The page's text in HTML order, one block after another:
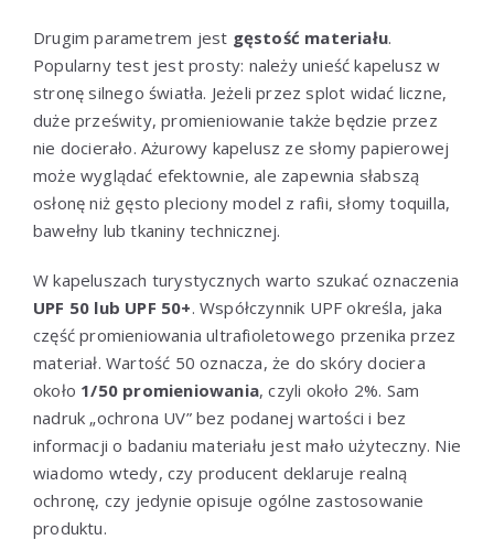
Drugim parametrem jest gęstość materiału.
Popularny test jest prosty: należy unieść kapelusz w
stronę silnego światła. Jeżeli przez splot widać liczne,
duże prześwity, promieniowanie także będzie przez
nie docierało. Ażurowy kapelusz ze słomy papierowej
może wyglądać efektownie, ale zapewnia słabszą
osłonę niż gęsto pleciony model z rafii, słomy toquilla,
bawełny lub tkaniny technicznej.
W kapeluszach turystycznych warto szukać oznaczenia
UPF 50 lub UPF 50+. Współczynnik UPF określa, jaka
część promieniowania ultrafioletowego przenika przez
materiał. Wartość 50 oznacza, że do skóry dociera
około 1/50 promieniowania, czyli około 2%. Sam
nadruk „ochrona UV” bez podanej wartości i bez
informacji o badaniu materiału jest mało użyteczny. Nie
wiadomo wtedy, czy producent deklaruje realną
ochronę, czy jedynie opisuje ogólne zastosowanie
produktu.